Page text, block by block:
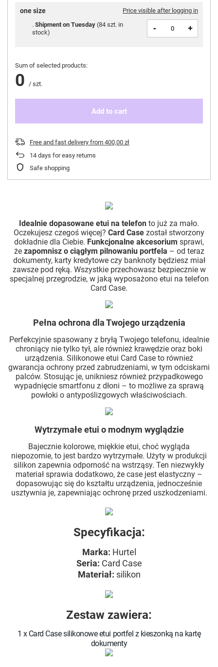
one size
Price visible after logging in
Shipment on Tuesday (84 szt. in
stock) - +
Sum of selected products:
0 / szt.
Add to cart
Free and fast delivery from 400,00 zł
14 days for easy returns
Safe shopping
Idealnie dopasowane etui na telefon to już za mało.
Oczekujesz czegoś więcej? Card Case został stworzony
dokładnie dla Ciebie. Funkcjonalne akcesorium sprawi,
że zapomnisz o ciągłym pilnowaniu portfela – od teraz
dokumenty, karty kredytowe czy banknoty będziesz miał
zawsze pod ręką. Wszystkie przechowasz bezpiecznie w
specjalnej przegrodzie, w jaką wyposażono etui na telefon
Card Case.
Pełna ochrona dla Twojego urządzenia
Perfekcyjnie spasowany z bryłą Twojego telefonu, idealnie
chroniący nie tylko tył, ale również krawędzie oraz boki
urządzenia. Silikonowe etui Card Case to również
gwarancja ochrony przed zabrudzeniami, w tym odciskami
palców. Stosując je, unikniesz również przypadkowego
wypadnięcie smartfonu z dłoni – to możliwe za sprawą
powłoki o antypoślizgowych właściwościach.
Wytrzymałe etui o modnym wyglądzie
Bajecznie kolorowe, miękkie etui, choć wygląda
niepozornie, to jest bardzo wytrzymałe. Użyty w produkcji
silikon zapewnia odporność na wstrząsy. Ten niezwykły
materiał sprawia dodatkowo, że case jest elastyczny –
dopasowując się do kształtu urządzenia, jednocześnie
usztywnia je, zapewniając ochronę przed uszkodzeniami.
Specyfikacja:
Marka: Hurtel
Seria: Card Case
Materiał: silikon
Zestaw zawiera:
1 x Card Case silikonowe etui portfel z kieszonką na kartę
dokumenty